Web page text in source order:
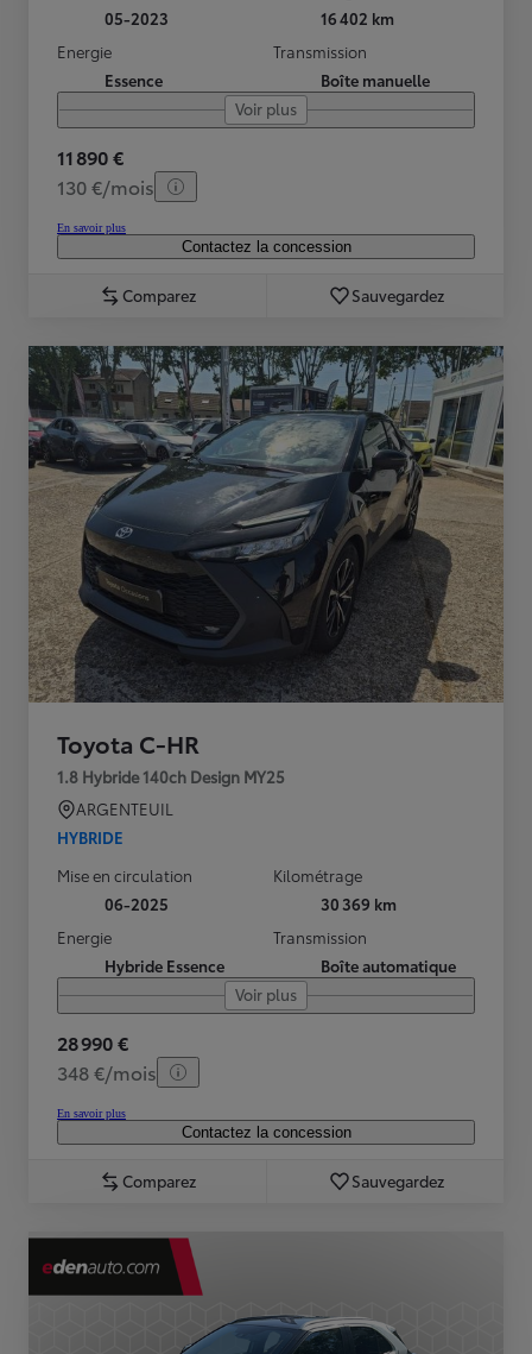
05-2023
16 402 km
Energie
Essence
Transmission
Boîte manuelle
Voir plus
11 890 €
130 €/mois
En savoir plus
Contactez la concession
Comparez Sauvegardez
Toyota C-HR
1.8 Hybride 140ch Design MY25
ARGENTEUIL
HYBRIDE
Mise en circulation
06-2025
Kilométrage
30 369 km
Energie
Hybride Essence
Transmission
Boîte automatique
Voir plus
28 990 €
348 €/mois
En savoir plus
Contactez la concession
Comparez Sauvegardez